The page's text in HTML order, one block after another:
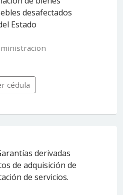
desafectados
Estado
cédula
derivadas
de adquisición de
de servicios.